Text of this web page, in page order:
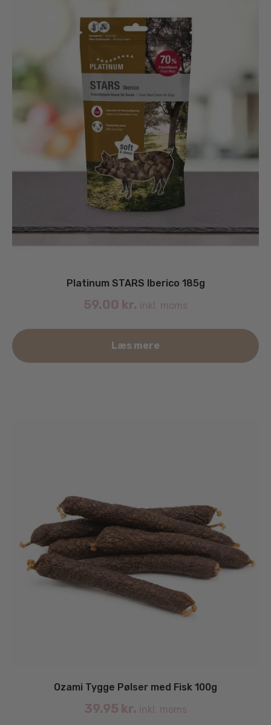
Platinum STARS Iberico 185g
59.00 kr. inkl. moms
Læs mere
Ozami Tygge Pølser med Fisk 100g
39.95 kr. inkl. moms